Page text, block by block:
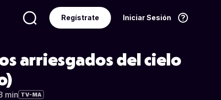
Iniciar Sesión
Regístrate
arriesgados del cielo
min TV-MA